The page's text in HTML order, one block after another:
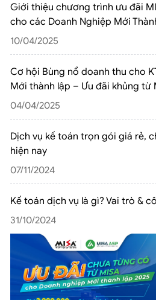
Giới thiệu chương trình ưu đãi
cho các Doanh Nghiệp Mới
10/04/2025
Cơ hội Bùng nổ doanh thu cho
Mới thành lập – Ưu đãi khủng từ
04/04/2025
Dịch vụ kế toán trọn gói giá rẻ,
hiện nay
07/11/2024
Kế toán dịch vụ là gì? Vai trò &
31/10/2024